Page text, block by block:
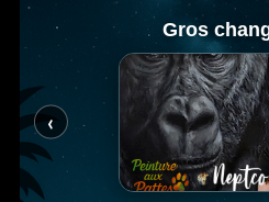
✉️ E-
Peinture aux
20€
‹
Gros